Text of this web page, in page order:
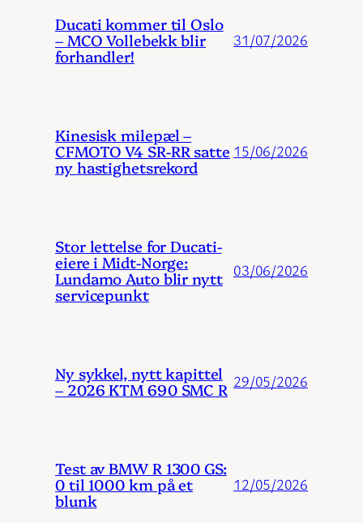
Ducati kommer til Oslo
– MCO Vollebekk blir
forhandler!
31/07/2026
Kinesisk milepæl –
CFMOTO V4 SR-RR satte
ny hastighetsrekord
15/06/2026
Stor lettelse for Ducati-
eiere i Midt-Norge:
Lundamo Auto blir nytt
servicepunkt
03/06/2026
Ny sykkel, nytt kapittel
– 2026 KTM 690 SMC R 29/05/2026
Test av BMW R 1300 GS:
0 til 1000 km på et
blunk
12/05/2026